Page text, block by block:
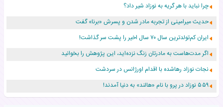
چرا نباید با هر گریه به نوزاد شیر داد؟
حدیث میرامینی از تجربه مادر شدن و پسرش «برنا» گفت
ایران کم‌تولدترین سال ۷۰ سال اخیر را پشت سر گذاشت!
اگر مدت‌هاست به مادرتان زنگ نزده‌اید، این پژوهش را بخوانید
نجات نوزاد رهاشده با اقدام اورژانس در سردشت
۵۵۹ نوزاد در پرو با نام «هالند» به دنیا آمدند!